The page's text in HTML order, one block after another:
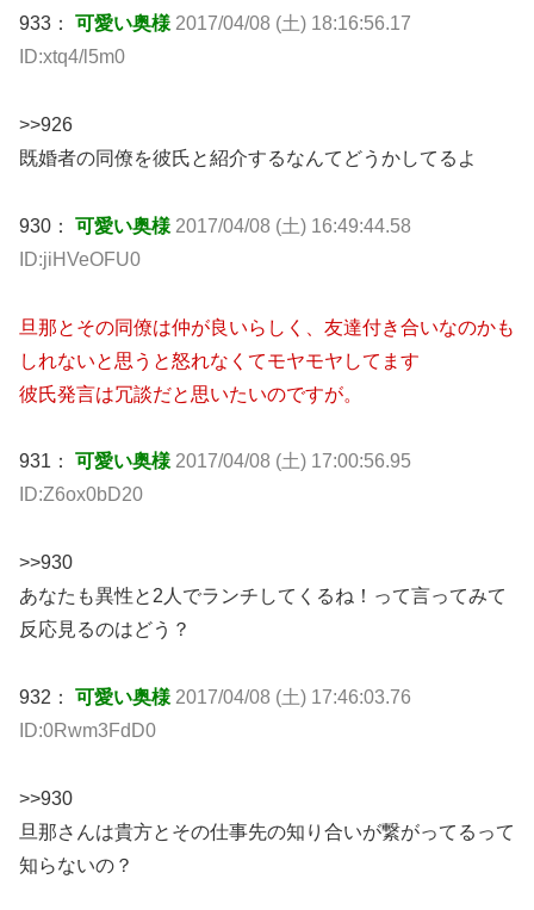
933： 可愛い奥様 2017/04/08 (土) 18:16:56.17
ID:xtq4/l5m0
>>926
既婚者の同僚を彼氏と紹介するなんてどうかしてるよ
930： 可愛い奥様 2017/04/08 (土) 16:49:44.58
ID:jiHVeOFU0
旦那とその同僚は仲が良いらしく、友達付き合いなのかも
しれないと思うと怒れなくてモヤモヤしてます
彼氏発言は冗談だと思いたいのですが。
931： 可愛い奥様 2017/04/08 (土) 17:00:56.95
ID:Z6ox0bD20
>>930
あなたも異性と2人でランチしてくるね！って言ってみて
反応見るのはどう？
932： 可愛い奥様 2017/04/08 (土) 17:46:03.76
ID:0Rwm3FdD0
>>930
旦那さんは貴方とその仕事先の知り合いが繋がってるって
知らないの？